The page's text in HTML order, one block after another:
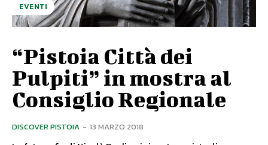
EVENTI
“Pistoia Città dei
Pulpiti” in mostra al
Consiglio Regionale
DISCOVER PISTOIA - 13 MARZO 2018